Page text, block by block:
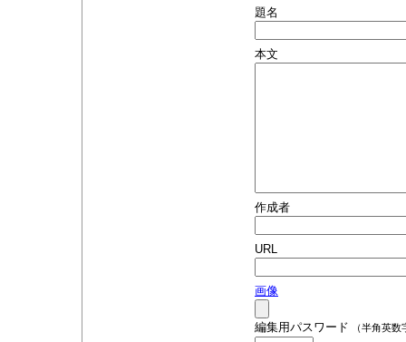
題名
本文
作成者
URL
画像
編集用パスワード （半角英数